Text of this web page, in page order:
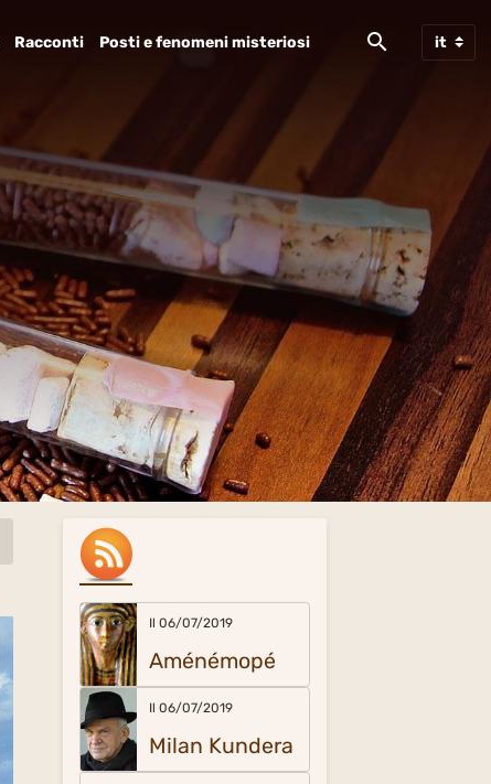
Racconti Posti e fenomeni misteriosi
Il 06/07/2019
Aménémopé
Il 06/07/2019
Milan Kundera